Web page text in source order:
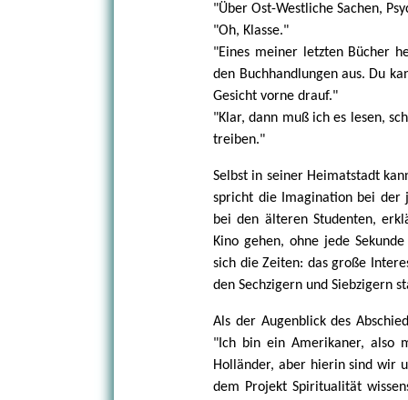
"Über Ost-Westliche Sachen,
"Oh, Klasse."
"Eines meiner letzten Bücher
den Buchhandlungen aus. Du
Gesicht vorne drauf."
"Klar, dann muß ich es lesen,
treiben."
Selbst in seiner Heimatstadt
spricht die Imagination bei der
bei den älteren Studenten,
Kino gehen, ohne jede
sich die Zeiten: das große
den Sechzigern und Siebzigern
Als der Augenblick des
"Ich bin ein Amerikaner, also
Holländer, aber hierin sind wir
dem Projekt Spiritualität